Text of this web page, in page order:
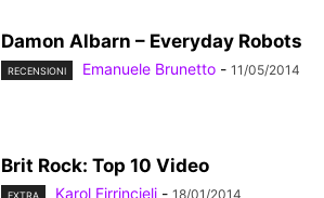
Damon Albarn – Everyday Robots
RECENSIONI Emanuele Brunetto - 11/05/2014
Brit Rock: Top 10 Video
Karol Firrincieli - 18/01/2014